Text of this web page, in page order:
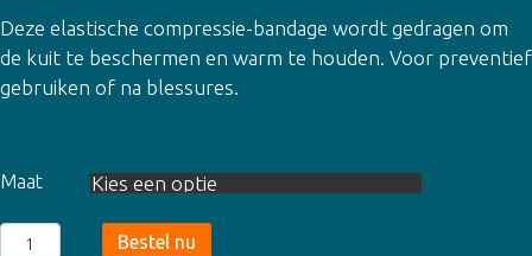
Deze elastische compressie-bandage wordt gedragen om
de kuit te beschermen en warm te houden. Voor preventief
gebruiken of na blessures.
Maat
Zamst
Bestel nu